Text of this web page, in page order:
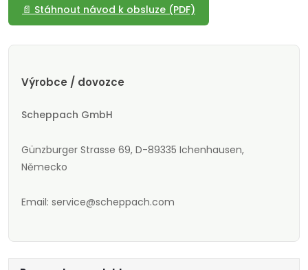
📄 Stáhnout návod k obsluze (PDF)
Výrobce / dovozce
Scheppach GmbH
Günzburger Strasse 69, D-89335 Ichenhausen,
Německo
Email: service@scheppach.com